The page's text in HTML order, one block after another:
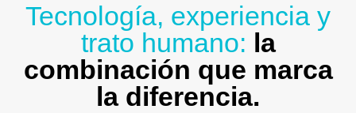
Tecnología, experiencia y
trato humano: la
combinación que marca
la diferencia.